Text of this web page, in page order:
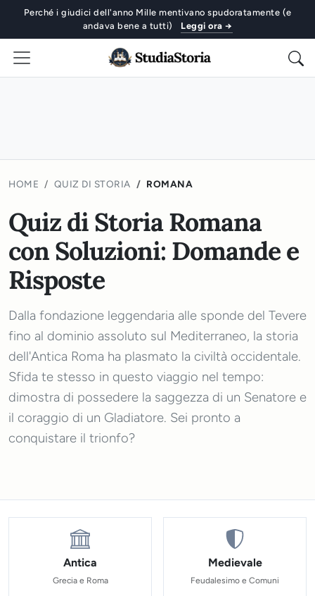
Perché i giudici dell'anno Mille mentivano spudoratamente (e
andava bene a tutti)
Leggi ora →
HOME QUIZ DI STORIA ROMANA
Quiz di Storia Romana
con Soluzioni: Domande e
Risposte
Dalla fondazione leggendaria alle sponde del Tevere
fino al dominio assoluto sul Mediterraneo, la storia
dell'Antica Roma ha plasmato la civiltà occidentale.
Sfida te stesso in questo viaggio nel tempo:
dimostra di possedere la saggezza di un Senatore e
il coraggio di un Gladiatore. Sei pronto a
conquistare il trionfo?
Antica
Grecia e Roma
Medievale
Feudalesimo e Comuni